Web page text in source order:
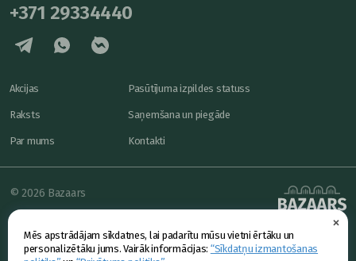
×
Mēs apstrādājam sīkdatnes, lai padarītu mūsu vietni ērtāku un
personalizētāku jums. Vairāk informācijas: “Sīkdatņu izmantošanas
+371 29334440
Akcijas
Raksts
Par mums
Pasūtījuma izpildes statuss
Saņemšana un piegāde
Kontakti
powered by
© 2026 Bazaars
Konfidencialitāte
Piedāvājums